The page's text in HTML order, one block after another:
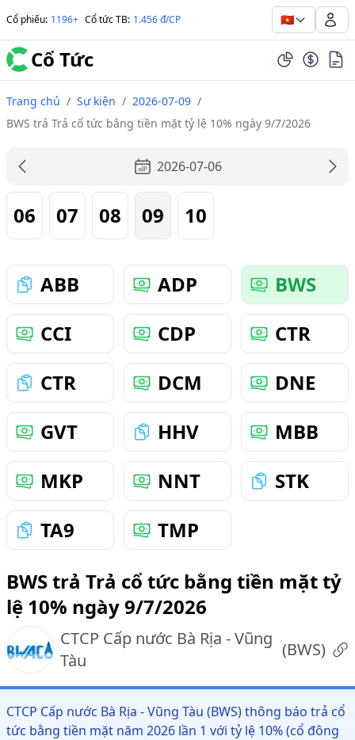
Cổ phiếu: 1196+ Cổ tức TB: 1.456 đ/CP 🇻🇳
Cổ Tức
Trang chủ / Sự kiện / 2026-07-09 /
BWS trả Trả cổ tức bằng tiền mặt tỷ lệ 10% ngày 9/7/2026
2026-07-06
06 07 08 09 10
ABB ADP
BWS
CCI
CDP
CTR
CTR
DCM
DNE
GVT
HHV
MBB
MKP
NNT
STK
TA9
TMP
BWS trả Trả cổ tức bằng tiền mặt tỷ
lệ 10% ngày 9/7/2026
CTCP Cấp nước Bà Rịa - Vũng
Tàu
(BWS)
CTCP Cấp nước Bà Rịa - Vũng Tàu (BWS) thông báo trả cổ
tức bằng tiền mặt năm 2026 lần 1 với tỷ lệ 10% (cổ đông